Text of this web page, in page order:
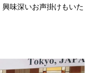
味深いお声掛けもいた